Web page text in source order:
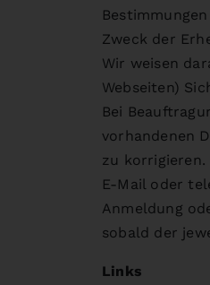
Zweck der
Wir weisen
Webseiten)
Bei
vorhandenen
zu
E-Mail oder
Anmeldung
sobald der
Links